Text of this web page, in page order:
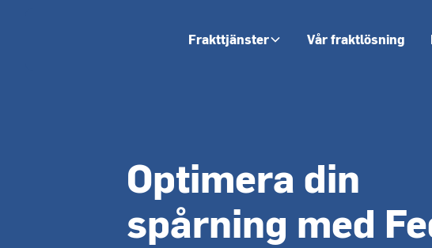
Frakttjänster Vår fraktlösning
Optimera din
spårning med